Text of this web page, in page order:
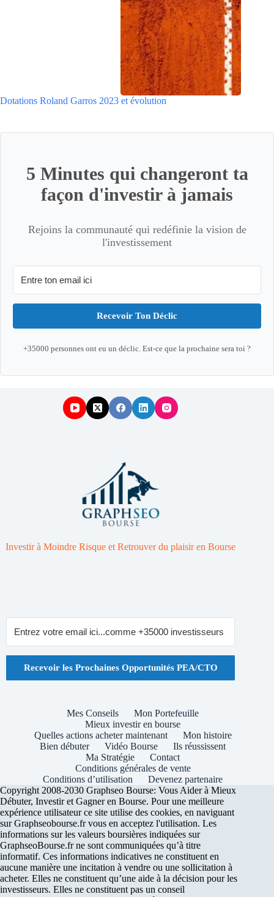
Dotations Roland Garros 2023 et évolution
5 Minutes qui changeront ta
façon d'investir à jamais
Rejoins la communauté qui redéfinie la vision de
l'investissement
Recevoir Ton Déclic
+35000 personnes ont eu un déclic. Est-ce que la prochaine sera toi ?
Investir à Moindre Risque et Retrouver du plaisir en Bourse
Recevoir les Prochaines Opportunités PEA/CTO
Mes Conseils
Mon Portefeuille
Mieux investir en bourse
Quelles actions acheter maintenant
Mon histoire
Bien débuter
Vidéo Bourse
Ils réussissent
Ma Stratégie
Contact
Conditions générales de vente
Conditions d’utilisation
Devenez partenaire
Copyright 2008-2030 Graphseo Bourse: Vous Aider à Mieux
Débuter, Investir et Gagner en Bourse. Pour une meilleure
expérience utilisateur ce site utilise des cookies, en naviguant
sur Graphseobourse.fr vous en acceptez l'utilisation. Les
informations sur les valeurs boursières indiquées sur
GraphseoBourse.fr ne sont communiquées qu’à titre
informatif. Ces informations indicatives ne constituent en
aucune manière une incitation à vendre ou une sollicitation à
acheter. Elles ne constituent qu’une aide à la décision pour les
investisseurs. Elles ne constituent pas un conseil